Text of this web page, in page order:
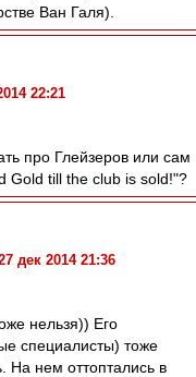
Ван Галя).
22:21
про Глейзеров или сам
Gold till the club is sold!"?
дек 2014 21:36
нельзя)) Его
специалисты) тоже
На нем оттоптались в